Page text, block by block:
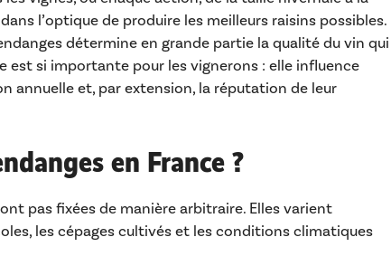
l’optique de produire les meilleurs raisins possibles.
détermine en grande partie la qualité du vin qui
est si importante pour les vignerons : elle influence
annuelle et, par extension, la réputation de leur
en France ?
pas fixées de manière arbitraire. Elles varient
les cépages cultivés et les conditions climatiques